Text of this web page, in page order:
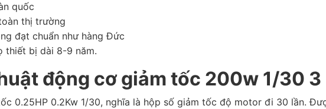
quốc
thị trường
đạt chuẩn như hàng Đức
thiết bị dài 8-9 năm.
động cơ giảm tốc 200w 1/30 3
0.25HP 0.2Kw 1/30, nghĩa là hộp số giảm tốc độ motor đi 30 lần.